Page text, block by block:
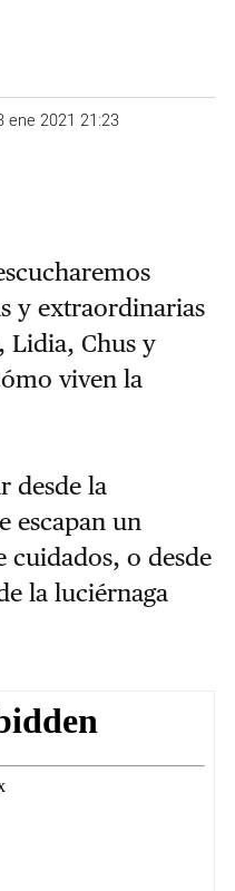
ene 2021 21:23
y extraordinarias
Lidia, Chus y
viven la
desde la
escapan un
cuidados, o desde
la luciérnaga